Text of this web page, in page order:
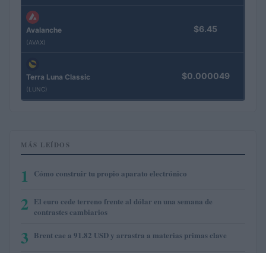
Avalanche
(AVAX)
$6.45
Terra Luna Classic
(LUNC)
$0.000049
MÁS LEÍDOS
1 Cómo construir tu propio aparato electrónico
2 El euro cede terreno frente al dólar en una semana de
contrastes cambiarios
3 Brent cae a 91.82 USD y arrastra a materias primas clave